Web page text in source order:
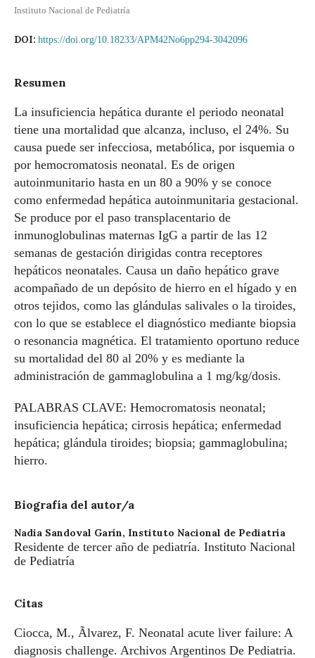
Instituto Nacional de Pediatría
DOI: https://doi.org/10.18233/APM42No6pp294-3042096
Resumen
La insuficiencia hepática durante el periodo neonatal
tiene una mortalidad que alcanza, incluso, el 24%. Su
causa puede ser infecciosa, metabólica, por isquemia o
por hemocromatosis neonatal. Es de origen
autoinmunitario hasta en un 80 a 90% y se conoce
como enfermedad hepática autoinmunitaria gestacional.
Se produce por el paso transplacentario de
inmunoglobulinas maternas IgG a partir de las 12
semanas de gestación dirigidas contra receptores
hepáticos neonatales. Causa un daño hepático grave
acompañado de un depósito de hierro en el hígado y en
otros tejidos, como las glándulas salivales o la tiroides,
con lo que se establece el diagnóstico mediante biopsia
o resonancia magnética. El tratamiento oportuno reduce
su mortalidad del 80 al 20% y es mediante la
administración de gammaglobulina a 1 mg/kg/dosis.
PALABRAS CLAVE: Hemocromatosis neonatal;
insuficiencia hepática; cirrosis hepática; enfermedad
hepática; glándula tiroides; biopsia; gammaglobulina;
hierro.
Biografía del autor/a
Nadia Sandoval Garín, Instituto Nacional de Pediatría
Residente de tercer año de pediatría. Instituto Nacional
de Pediatría
Citas
Ciocca, M., Ãlvarez, F. Neonatal acute liver failure: A
diagnosis challenge. Archivos Argentinos De Pediatria.